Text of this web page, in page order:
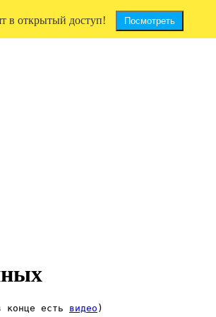
конце есть видео )
в открытый доступ! Посмотреть